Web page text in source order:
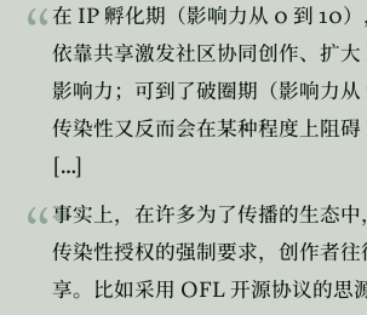
在 IP 孵化期（影响力从 0到 10
依靠共享激发社区协同创作、扩大
影响力；可到了破圈期（影响力从
传染性又反而会在某种程度上阻碍
[…]
事实上，在许多为了传播的生态
传染性授权的强制要求，创作者
享。比如采用 OFL开源协议的思